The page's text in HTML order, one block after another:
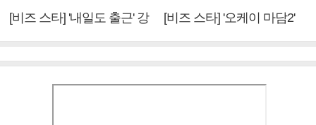
[비즈 스타] '내일도 출근' 강
[비즈 스타] '오케이 마담2'